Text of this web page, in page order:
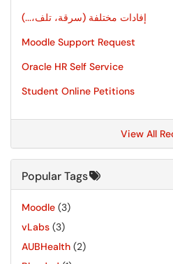
إفادات مختلفة (سرقة، تلف،...)
Moodle Support Request
Oracle HR Self Service
Student Online Petitions
View All
Popular Tags
Moodle (3)
vLabs (3)
AUBHealth (2)